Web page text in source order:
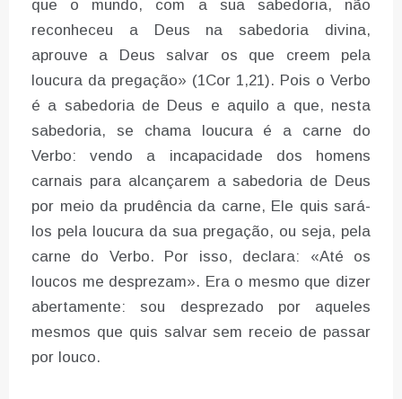
que o mundo, com a sua sabedoria, não
reconheceu a Deus na sabedoria divina,
aprouve a Deus salvar os que creem pela
loucura da pregação» (1Cor 1,21). Pois o Verbo
é a sabedoria de Deus e aquilo a que, nesta
sabedoria, se chama loucura é a carne do
Verbo: vendo a incapacidade dos homens
carnais para alcançarem a sabedoria de Deus
por meio da prudência da carne, Ele quis sará-
los pela loucura da sua pregação, ou seja, pela
carne do Verbo. Por isso, declara: «Até os
loucos me desprezam». Era o mesmo que dizer
abertamente: sou desprezado por aqueles
mesmos que quis salvar sem receio de passar
por louco.